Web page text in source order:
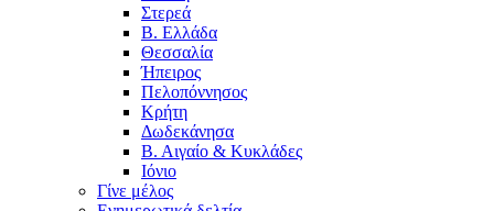
Στερεά
Β. Ελλάδα
Θεσσαλία
Ήπειρος
Πελοπόννησος
Κρήτη
Δωδεκάνησα
Β. Αιγαίο & Κυκλάδες
Ιόνιο
Γίνε μέλος